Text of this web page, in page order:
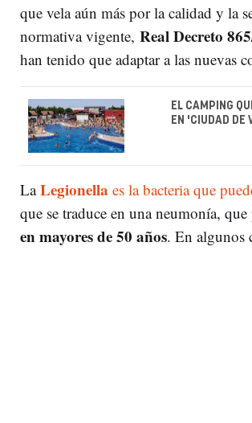
que vela aún más por la calidad y la
normativa vigente, Real Decreto
han tenido que adaptar a las nuevas
EL CAMPING
EN 'CIUDAD DE
LaLegionella es la bacteria que
que se traduce en una neumonía,
en mayores de 50 años. En algunos